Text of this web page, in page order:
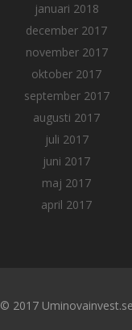
januari 2018
december 2017
november 2017
oktober 2017
september 2017
augusti 2017
juli 2017
juni 2017
maj 2017
april 2017
© 2017 Uminovainvest.se